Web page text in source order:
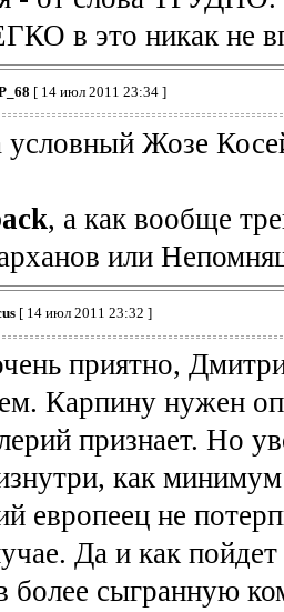
в это никак не
[ 14 июл 2011 23:34 ]
условный Жозе
, а как вообще
или
[ 14 июл 2011 23:32 ]
приятно,
Карпину нужен
признает. Но
как минимум
европеец не
Да и как
более сыгранную